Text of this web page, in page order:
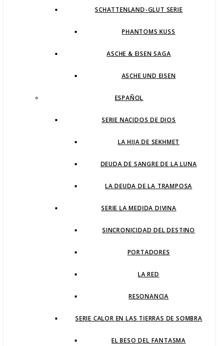
SCHATTENLAND-GLUT SERIE
PHANTOMS KUSS
ASCHE & EISEN SAGA
ASCHE UND EISEN
ESPAÑOL
SERIE NACIDOS DE DIOS
LA HIJA DE SEKHMET
DEUDA DE SANGRE DE LA LUNA
LA DEUDA DE LA TRAMPOSA
SERIE LA MEDIDA DIVINA
SINCRONICIDAD DEL DESTINO
PORTADORES
LA RED
RESONANCIA
SERIE CALOR EN LAS TIERRAS DE SOMBRA
EL BESO DEL FANTASMA